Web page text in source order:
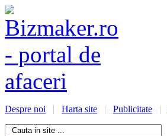
Despre noi | Harta site | Publicitate |